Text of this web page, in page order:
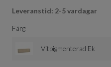
Leveranstid: 2-5 vardagar
Färg
Vitpigmenterad Ek